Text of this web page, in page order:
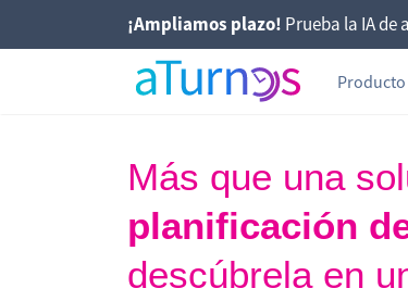
¡Ampliamos plazo! Prueba la IA de
Producto
Más que una
planificación
descúbrela en